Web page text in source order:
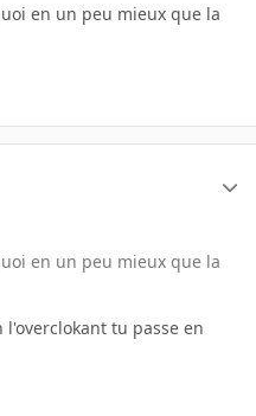
en un peu mieux que la
en un peu mieux que la
tu passe en